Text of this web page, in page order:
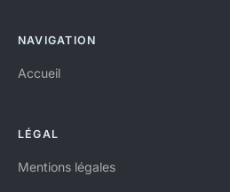
NAVIGATION
Accueil
LÉGAL
Mentions légales